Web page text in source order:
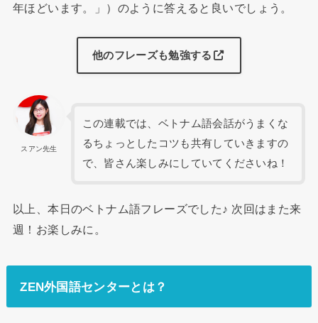
年ほどいます。」）のように答えると良いでしょう。
他のフレーズも勉強する
スアン先生
この連載では、ベトナム語会話がうまくな
るちょっとしたコツも共有していきますの
で、皆さん楽しみにしていてくださいね！
以上、本日のベトナム語フレーズでした♪ 次回はまた来
週！お楽しみに。
ZEN外国語センターとは？